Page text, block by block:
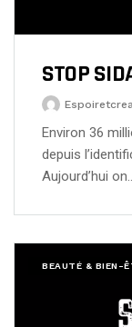
STOP
Environ 36
depuis
Aujourd’hui
BEAUTÉ & BIEN-